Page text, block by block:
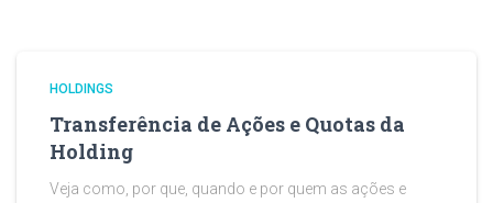
HOLDINGS
Transferência de Ações e Quotas da
Holding
Veja como, por que, quando e por quem as ações e